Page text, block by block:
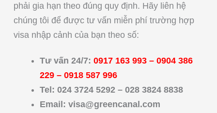
phải gia hạn theo đúng quy định. Hãy liên hệ
chúng tôi để được tư vấn miễn phí trường hợp
visa nhập cảnh của bạn theo số:
Tư vấn 24/7: 0917 163 993 – 0904 386
229 – 0918 587 996
Tel: 024 3724 5292 – 028 3824 8838
Email: visa@greencanal.com